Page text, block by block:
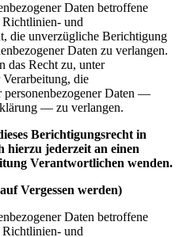
Daten betroffene
Richtlinien- und
die unverzügliche Berichtigung
Daten zu verlangen.
das Recht zu, unter
die
Daten —
— zu verlangen.
Berichtigungsrecht in
hierzu jederzeit an einen
Verantwortlichen wenden.
Vergessen werden)
Daten betroffene
Richtlinien- und